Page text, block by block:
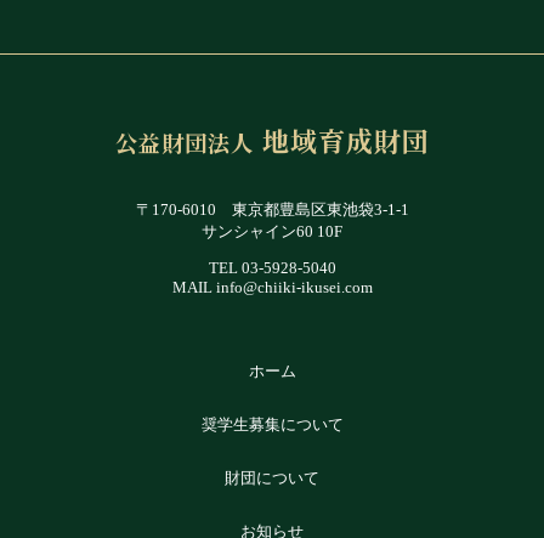
公益財団法人 地域育成財団
〒170-6010 東京都豊島区東池袋3-1-1
サンシャイン60 10F
TEL 03-5928-5040
MAIL info@chiiki-ikusei.com
ホーム
奨学生募集について
財団について
お知らせ